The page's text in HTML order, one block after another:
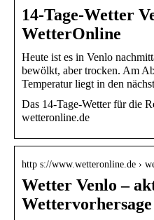
14-Tage-Wetter
WetterOnline
Heute ist es in Venlo
bewölkt, aber trocken. Am
Temperatur liegt in den
Das 14-Tage-Wetter für die
wetteronline.de
http s://www.wetteronline.de ›
Wetter Venlo –